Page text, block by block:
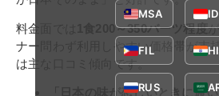
料金面では 1食200～350バーツ程度
ナー問わず利用しやすい価格帯が支
は主な口コミ傾向です。
「日本の味が恋しいときに通い
MSA
FIL
RUS